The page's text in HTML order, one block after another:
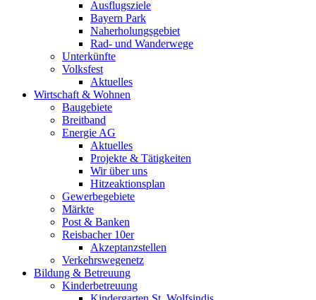
Ausflugsziele
Bayern Park
Naherholungsgebiet
Rad- und Wanderwege
Unterkünfte
Volksfest
Aktuelles
Wirtschaft & Wohnen
Baugebiete
Breitband
Energie AG
Aktuelles
Projekte & Tätigkeiten
Wir über uns
Hitzeaktionsplan
Gewerbegebiete
Märkte
Post & Banken
Reisbacher 10er
Akzeptanzstellen
Verkehrswegenetz
Bildung & Betreuung
Kinderbetreuung